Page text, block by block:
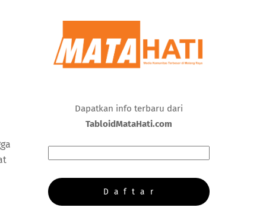
Dapatkan info terbaru dari
TabloidMataHati.com